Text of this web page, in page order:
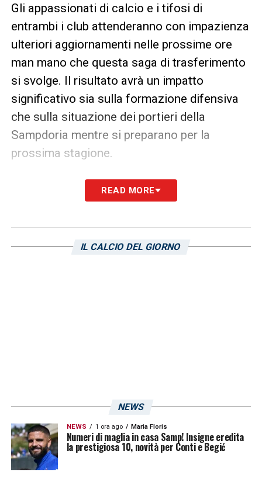
Gli appassionati di calcio e i tifosi di
entrambi i club attenderanno con impazienza
ulteriori aggiornamenti nelle prossime ore
man mano che questa saga di trasferimento
si svolge. Il risultato avrà un impatto
significativo sia sulla formazione difensiva
che sulla situazione dei portieri della
Sampdoria mentre si preparano per la
prossima stagione.
LA PLAYLIST DELLE NOSTRE TOP NEWS
READ MORE
IL CALCIO DEL GIORNO
NEWS
NEWS 1 ora ago Maria Floris
Numeri di maglia in casa Samp! Insigne eredita
la prestigiosa 10, novità per Conti e Begić